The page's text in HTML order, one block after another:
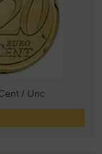
/ Unc